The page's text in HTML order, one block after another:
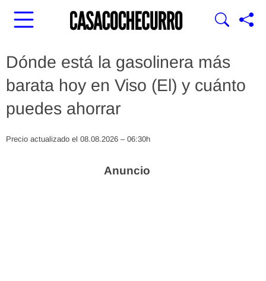
Dónde está la gasolinera más
barata hoy en Viso (El) y cuánto
puedes ahorrar
Precio actualizado el 08.08.2026 – 06:30h